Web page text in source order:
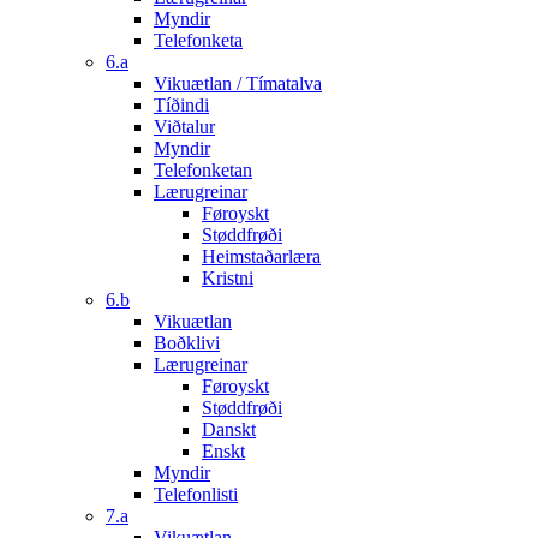
Myndir
Telefonketa
6.a
Vikuætlan / Tímatalva
Tíðindi
Viðtalur
Myndir
Telefonketan
Lærugreinar
Føroyskt
Støddfrøði
Heimstaðarlæra
Kristni
6.b
Vikuætlan
Boðklivi
Lærugreinar
Føroyskt
Støddfrøði
Danskt
Enskt
Myndir
Telefonlisti
7.a